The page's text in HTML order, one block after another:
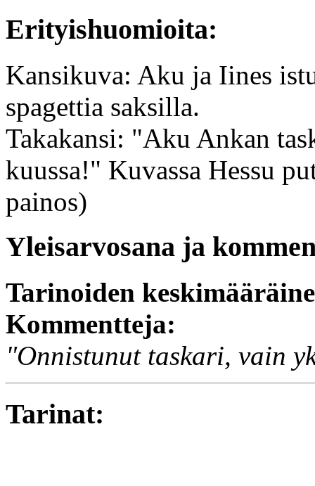
Erityishuomioita:
Kansikuva: Aku ja Iines
spagettia saksilla.
Takakansi: "Aku Ankan
kuussa!" Kuvassa Hessu
painos)
Yleisarvosana ja
Tarinoiden
Kommentteja:
"Onnistunut taskari, vain
Tarinat: